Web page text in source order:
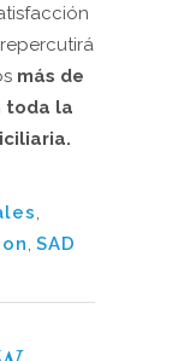
más de
toda la
,
, SAD